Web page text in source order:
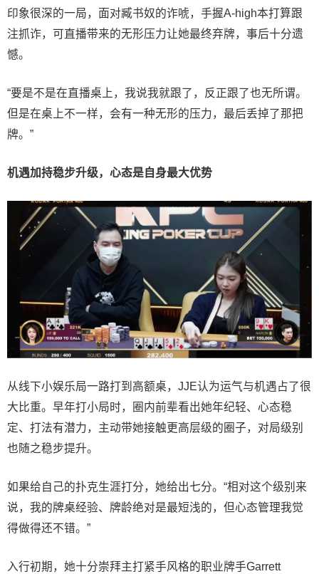
印象很深的一局，面对臧书奴的诈唬，手握A-high本打算跟
注抓诈，可直播带来的无形压力让她最终弃牌，事后十分遗
憾。
“要是不是在直播桌上，我说我就跟了，反正跟了也无所谓。
但是在桌上不一样，会有一种无形的压力，最后丢掉了那把
牌。”
机遇加持稳步升级，心态是自身最大优势
从线下小娱乐局一路打到高额桌，JJE认为运气与机遇占了很
大比重。早年打小局时，圈内前辈看出她年纪轻、心态稳
定、打法有潜力，主动带她接触更高层级的圈子，对局级别
也随之稳步提升。
如果给自己的扑克生涯打分，她给出七分。“相对这个级别来
说，我的牌桌经验、牌龄绝对是最短浅的，但心态管理我觉
得做得还不错。”
入行初期，她十分崇拜主打紧手风格的职业牌手Garrett